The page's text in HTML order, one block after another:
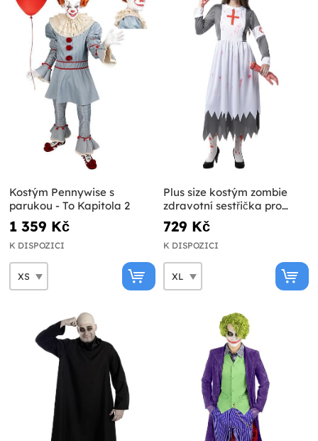
Kostým Pennywise s
parukou - To Kapitola 2
1 359 Kč
K DISPOZICI
Plus size kostým zombie
zdravotní sestřička pro
ženy
729 Kč
K DISPOZICI